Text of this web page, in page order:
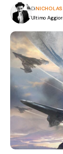
Ultimo
Di